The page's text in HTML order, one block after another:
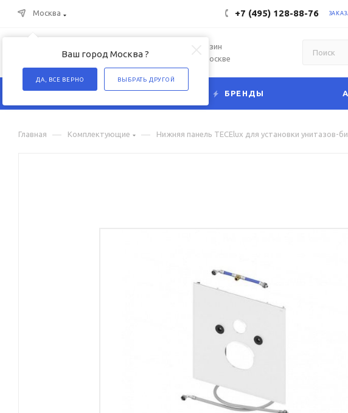
Москва
Ваш город Москва ?
ДА, ВСЕ ВЕРНО ВЫБРАТЬ ДРУГОЙ
+7 (495) 128-88-76
Интернет-магазин
сантехники в Москве
КАТАЛОГ БРЕНДЫ
Главная — Комплектующие — Нижняя панель TECElux для установки унитазов-